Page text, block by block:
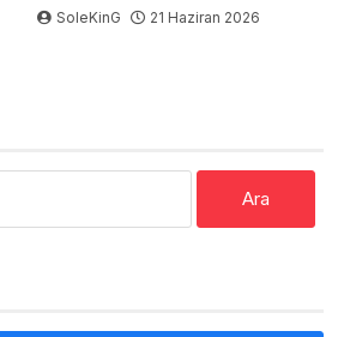
SoleKinG 21 Haziran 2026